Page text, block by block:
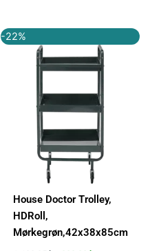
-22%
House Doctor Trolley,
HDRoll,
Mørkegrøn,42x38x85cm
oprindelige
pris
var:
aktuelle
pris
er: